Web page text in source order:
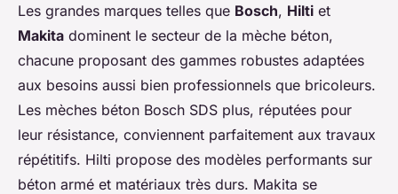
Les grandes marques telles que Bosch, Hilti et
Makita dominent le secteur de la mèche béton,
chacune proposant des gammes robustes adaptées
aux besoins aussi bien professionnels que bricoleurs.
Les mèches béton Bosch SDS plus, réputées pour
leur résistance, conviennent parfaitement aux travaux
répétitifs. Hilti propose des modèles performants sur
béton armé et matériaux très durs. Makita se